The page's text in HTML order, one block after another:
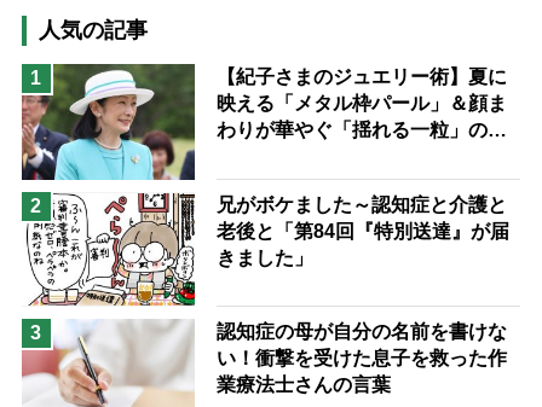
高木ブー
ケアマネジャー
猫が母になつきません
息子の遠距離介護サバイバル術
兄がボケました
予防法
人気の記事
1
【紀子さまのジュエリー術】夏に
映える「メタル枠パール」＆顔ま
わりが華やぐ「揺れる一粒」の使
2
兄がボケました～認知症と介護と
老後と「第84回『特別送達』が届
きました」
3
認知症の母が自分の名前を書けな
い！衝撃を受けた息子を救った作
業療法士さんの言葉